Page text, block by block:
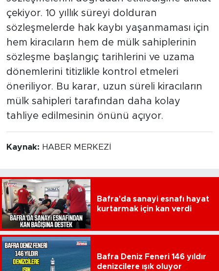
çekiyor. 10 yıllık süreyi dolduran
sözleşmelerde hak kaybı yaşanmaması için
hem kiracıların hem de mülk sahiplerinin
sözleşme başlangıç tarihlerini ve uzama
dönemlerini titizlikle kontrol etmeleri
öneriliyor. Bu karar, uzun süreli kiracıların
mülk sahipleri tarafından daha kolay
tahliye edilmesinin önünü açıyor.
Kaynak: HABER MERKEZİ
Bafra'da sanayi esnafı hayat
kurtarmak için kan verdi
Bafra Deniz Feneri 146 yıldır
denizcilere ışık oluyor